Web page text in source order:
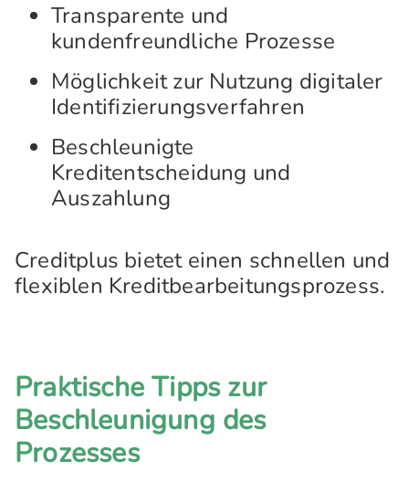
Transparente und
kundenfreundliche Prozesse
Möglichkeit zur Nutzung digitaler
Identifizierungsverfahren
Beschleunigte
Kreditentscheidung und
Auszahlung
Creditplus bietet einen schnellen und
flexiblen Kreditbearbeitungsprozess.
Praktische Tipps zur
Beschleunigung des
Prozesses